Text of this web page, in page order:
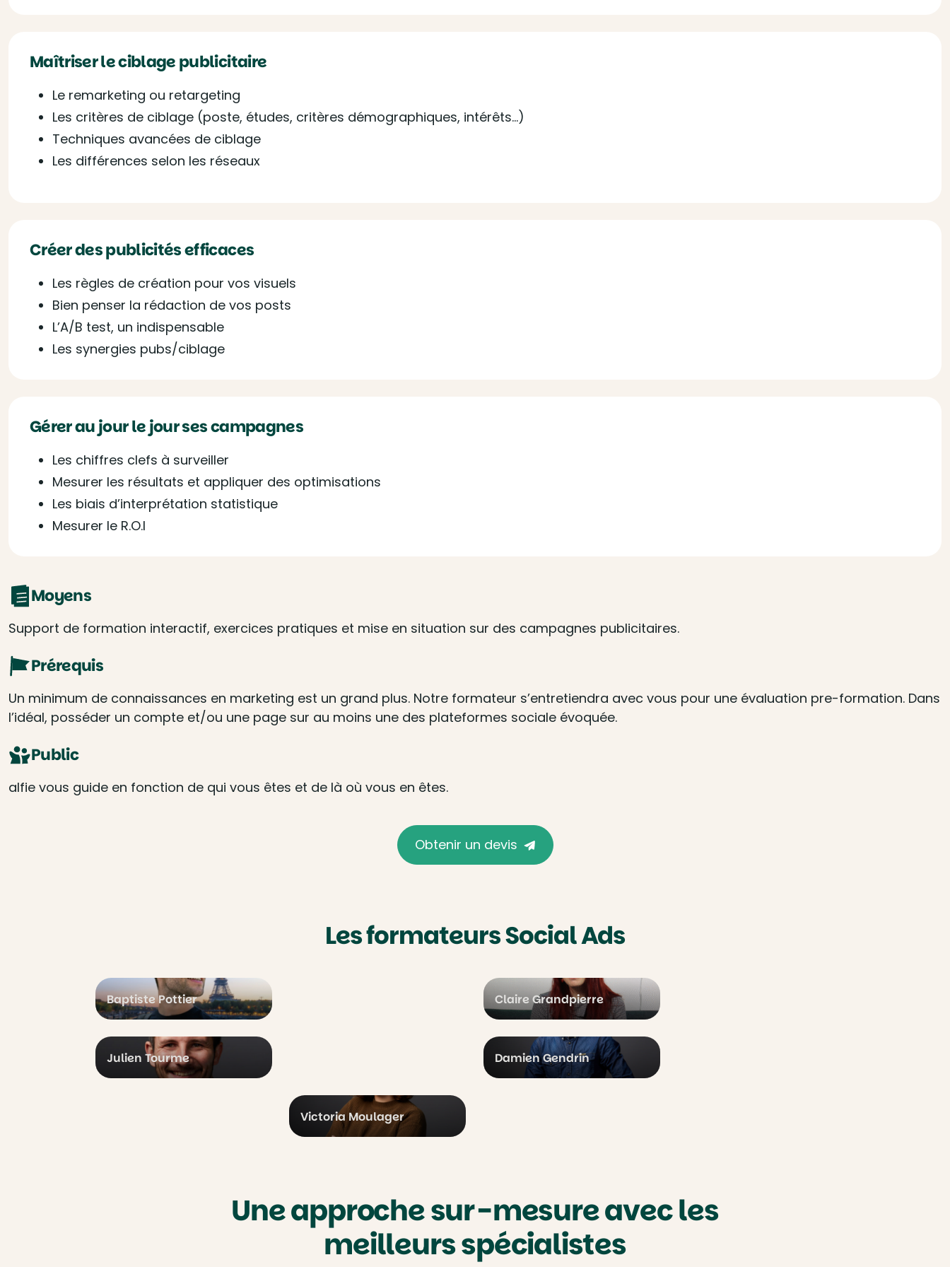
Maîtriser le ciblage publicitaire
Le remarketing ou retargeting
Les critères de ciblage (poste, études, critères démographiques, intérêts…)
Techniques avancées de ciblage
Les différences selon les réseaux
Créer des publicités efficaces
Les règles de création pour vos visuels
Bien penser la rédaction de vos posts
L’A/B test, un indispensable
Les synergies pubs/ciblage
Gérer au jour le jour ses campagnes
Les chiffres clefs à surveiller
Mesurer les résultats et appliquer des optimisations
Les biais d’interprétation statistique
Mesurer le R.O.I
Moyens
Support de formation interactif, exercices pratiques et mise en situation sur des campagnes publicitaires.
Prérequis
Un minimum de connaissances en marketing est un grand plus. Notre formateur s’entretiendra avec vous pour une évaluation pre-formation. Dans
l’idéal, posséder un compte et/ou une page sur au moins une des plateformes sociale évoquée.
Public
alfie vous guide en fonction de qui vous êtes et de là où vous en êtes.
Obtenir un devis
Les formateurs Social Ads
Baptiste Pottier Claire Grandpierre
Julien Tourme Damien Gendrin
Victoria Moulager
Une approche sur-mesure avec les
meilleurs spécialistes